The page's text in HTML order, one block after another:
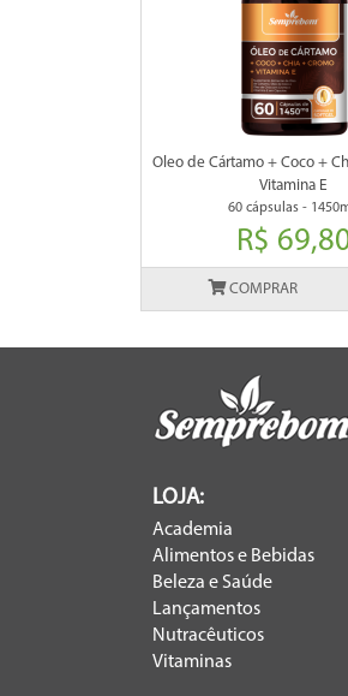
Oleo de Cártamo + Coco +
Vitamina E
60 cápsulas -
R$
COMPRAR
LOJA:
Academia
Alimentos e Bebidas
Beleza e Saúde
Lançamentos
Nutracêuticos
Vitaminas